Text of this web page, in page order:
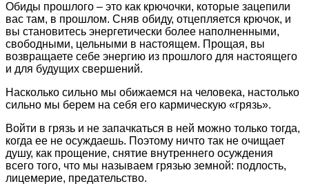
Обиды прошлого – это как крючочки, которые зацепили
вас там, в прошлом. Сняв обиду, отцепляется крючок, и
вы становитесь энергетически более наполненными,
свободными, цельными в настоящем. Прощая, вы
возвращаете себе энергию из прошлого для настоящего
и для будущих свершений.
Насколько сильно мы обижаемся на человека, настолько
сильно мы берем на себя его кармическую «грязь».
Войти в грязь и не запачкаться в ней можно только тогда,
когда ее не осуждаешь. Поэтому ничто так не очищает
душу, как прощение, снятие внутреннего осуждения
всего того, что мы называем грязью земной: подлость,
лицемерие, предательство.